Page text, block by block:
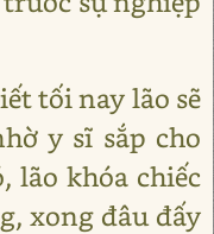
tối nay lão sẽ
y sĩ sắp cho
lão khóa chiếc
xong đâu đấy